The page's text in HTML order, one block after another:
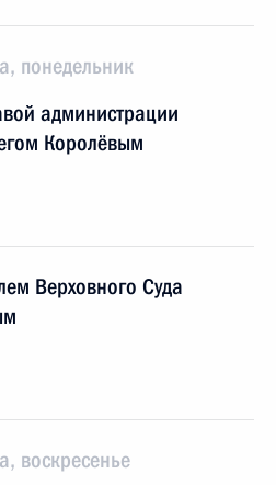
понедельник
администрации
Королёвым
Верховного Суда
воскресенье